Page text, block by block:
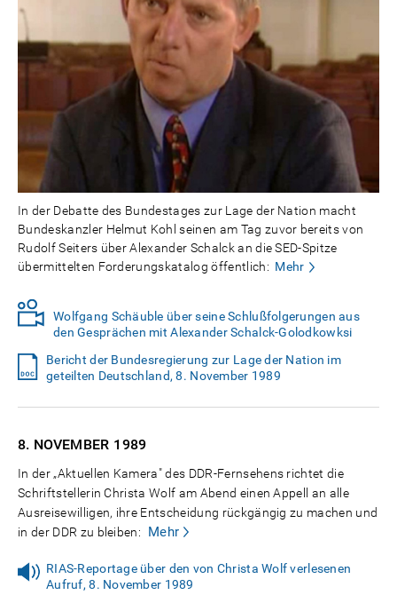
In der Debatte des Bundestages zur Lage der Nation macht
Bundeskanzler Helmut Kohl seinen am Tag zuvor bereits von
Rudolf Seiters über Alexander Schalck an die SED-Spitze
übermittelten Forderungskatalog öffentlich: Mehr
Wolfgang Schäuble über seine Schlußfolgerungen aus
den Gesprächen mit Alexander Schalck-Golodkowksi
Bericht der Bundesregierung zur Lage der Nation im
geteilten Deutschland, 8. November 1989
8. NOVEMBER 1989
In der „Aktuellen Kamera" des DDR-Fernsehens richtet die
Schriftstellerin Christa Wolf am Abend einen Appell an alle
Ausreisewilligen, ihre Entscheidung rückgängig zu machen und
in der DDR zu bleiben:
Mehr
RIAS-Reportage über den von Christa Wolf verlesenen
Aufruf, 8. November 1989